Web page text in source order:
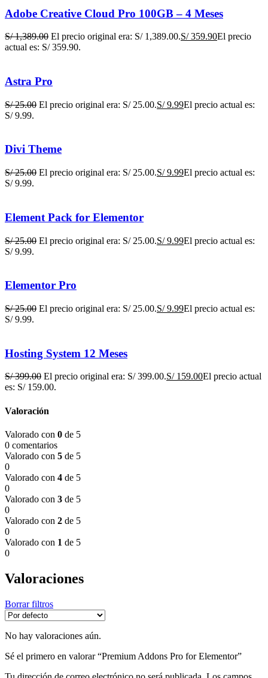
Adobe Creative Cloud Pro 100GB – 4 Meses
S/1,389.00 El precio original era: S/ 1,389.00.S/359.90El precio
actual es: S/ 359.90.
Astra Pro
S/25.00 El precio original era: S/ 25.00.S/9.99El precio actual es:
S/ 9.99.
Divi Theme
S/25.00 El precio original era: S/ 25.00.S/9.99El precio actual es:
S/ 9.99.
Element Pack for Elementor
S/25.00 El precio original era: S/ 25.00.S/9.99El precio actual es:
S/ 9.99.
Elementor Pro
S/25.00 El precio original era: S/ 25.00.S/9.99El precio actual es:
S/ 9.99.
Hosting System 12 Meses
S/399.00 El precio original era: S/ 399.00.S/159.00El precio actual
es: S/ 159.00.
Valoración
Valorado con 0 de 5
0 comentarios
Valorado con 5 de 5
0
Valorado con 4 de 5
0
Valorado con 3 de 5
0
Valorado con 2 de 5
0
Valorado con 1 de 5
0
Valoraciones
Borrar filtros
No hay valoraciones aún.
Sé el primero en valorar “Premium Addons Pro for Elementor”